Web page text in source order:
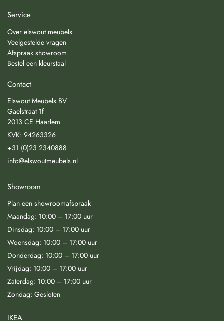
Service
Over elswout meubels
Veelgestelde vragen
Afspraak showroom
Bestel een kleurstaal
Contact
Elswout Meubels BV
Gaelstraat 1f
2013 CE Haarlem
KVK: 94263326
+31 (0)23 2340888
info@elswoutmeubels.nl
Showroom
Plan een showroomafspraak
Maandag: 10:00 – 17:00 uur
Dinsdag: 10:00 – 17:00 uur
Woensdag: 10:00 – 17:00 uur
Donderdag: 10:00 – 17:00 uur
Vrijdag: 10:00 – 17:00 uur
Zaterdag: 10:00 – 17:00 uur
Zondag: Gesloten
IKEA